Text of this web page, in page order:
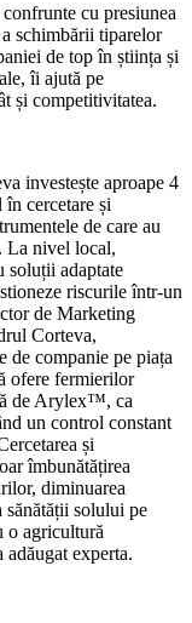
cu presiunea
schimbării tiparelor
de top în știința și
îi ajută pe
și competitivitatea.
investește aproape 4
cercetare și
de care au
La nivel local,
soluții adaptate
riscurile într-un
de Marketing
Corteva,
de companie pe piața
ofere fermierilor
de Arylex™, ca
un control constant
și
îmbunătățirea
diminuarea
sănătății solului pe
o agricultură
experta.